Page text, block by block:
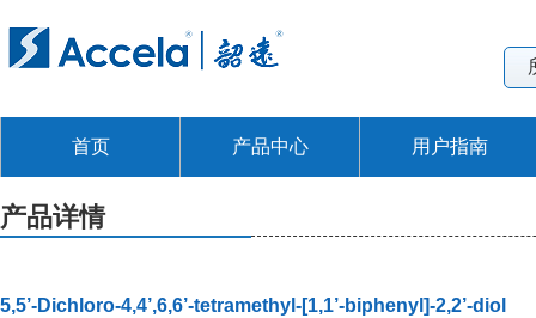
首页 产品中心 用户指南
产品详情
5,5’-Dichloro-4,4’,6,6’-tetramethyl-[1,1’-biphenyl]-2,2’-diol